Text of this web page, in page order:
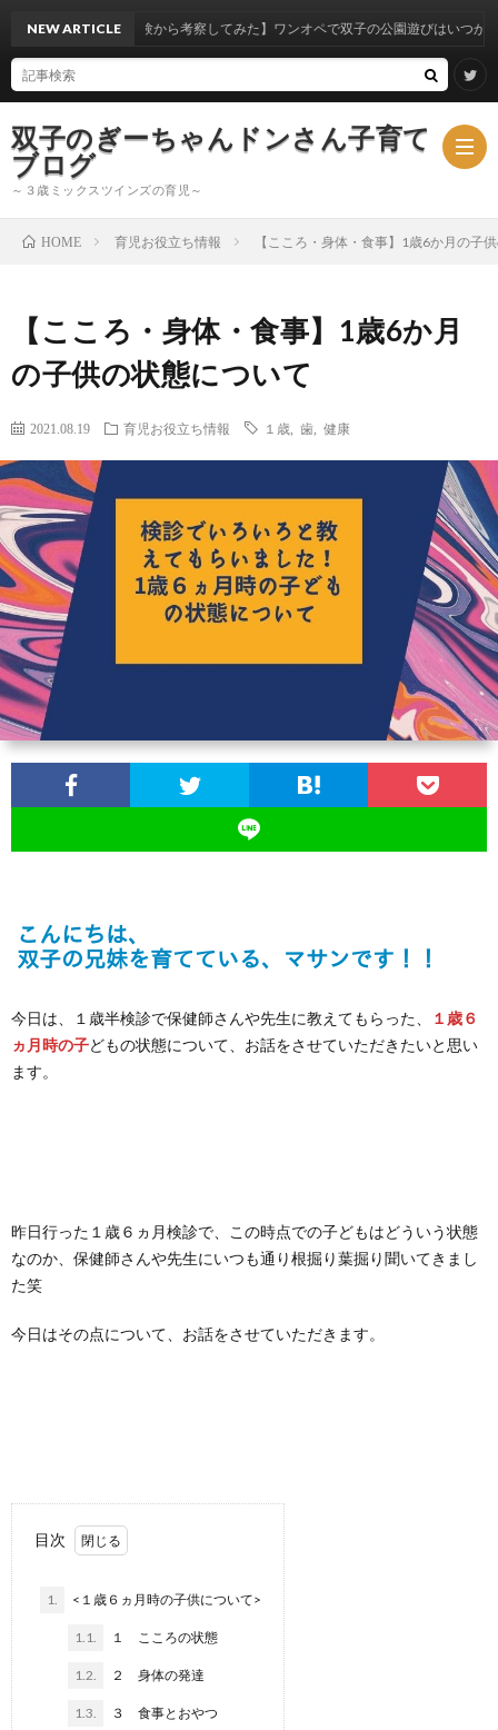
双子のぎーちゃんドンさん子育て
ブログ
～３歳ミックスツインズの育児～
ス
ツ
イ
ン
ズ
の
NEW ARTICLE
【実体験から考察してみた】ワンオペで双子の公園遊びはいつからできるのか？
HOME 育児お役立ち情報 【こころ・身体・食事】1歳6か月の子
【こころ・身体・食事】1歳6か月
の子供の状態について
2021.08.19 育児お役立ち情報 １歳 歯 健康
今日は、１歳半検診で保健師さんや先生に教えてもらった、
１歳６
ヵ月時の子どもの状態について、お話をさせていただきたいと思い
ます。
昨日行った１歳６ヵ月検診で、この時点での子どもはどういう状態
なのか、保健師さんや先生にいつも通り根掘り葉掘り聞いてきまし
た笑
今日はその点について、お話をさせていただきます。
目次
1. <１歳６ヵ月時の子供について>
1.1. １ こころの状態
1.2. ２ 身体の発達
1.3. ３ 食事とおやつ